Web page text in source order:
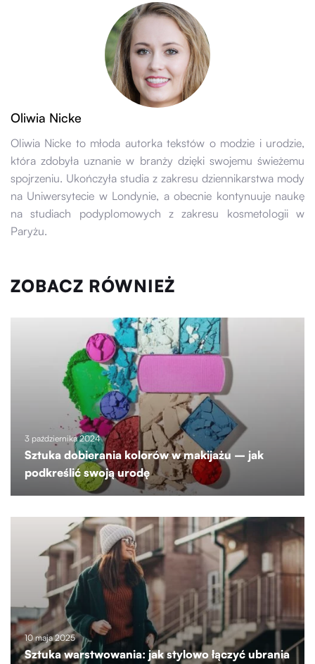
Oliwia Nicke
Oliwia Nicke to młoda autorka tekstów o modzie i urodzie,
która zdobyła uznanie w branży dzięki swojemu świeżemu
spojrzeniu. Ukończyła studia z zakresu dziennikarstwa mody
na Uniwersytecie w Londynie, a obecnie kontynuuje naukę
na studiach podyplomowych z zakresu kosmetologii w
Paryżu.
ZOBACZ RÓWNIEŻ
3 października 2024
Sztuka dobierania kolorów w makijażu – jak
podkreślić swoją urodę
10 maja 2025
Sztuka warstwowania: jak stylowo łączyć ubrania